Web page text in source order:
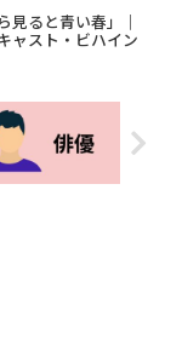
見ると青い春」｜
ャスト・ビハイン